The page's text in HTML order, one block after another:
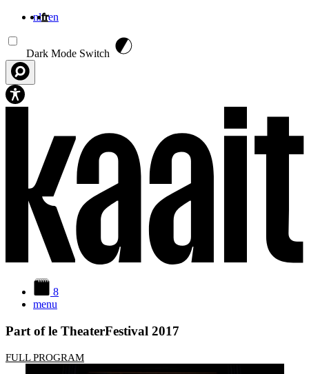
nlfren
Dark Mode Switch
8
menu
Part of le TheaterFestival 2017
FULL PROGRAM